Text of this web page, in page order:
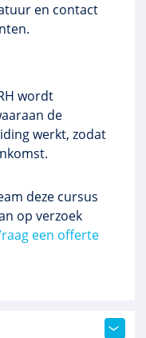
en contact
wordt
de
werkt, zodat
deze cursus
op verzoek
een offerte